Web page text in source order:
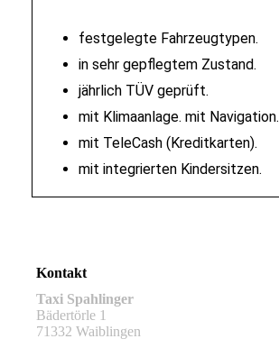
festgelegte Fahrzeugtypen.
in sehr gepflegtem Zustand.
jährlich TÜV geprüft.
mit Klimaanlage. mit Navigation.
mit TeleCash (Kreditkarten).
mit integrierten Kindersitzen.
Kontakt
Taxi Spahlinger
Bädertörle 1
71332 Waiblingen